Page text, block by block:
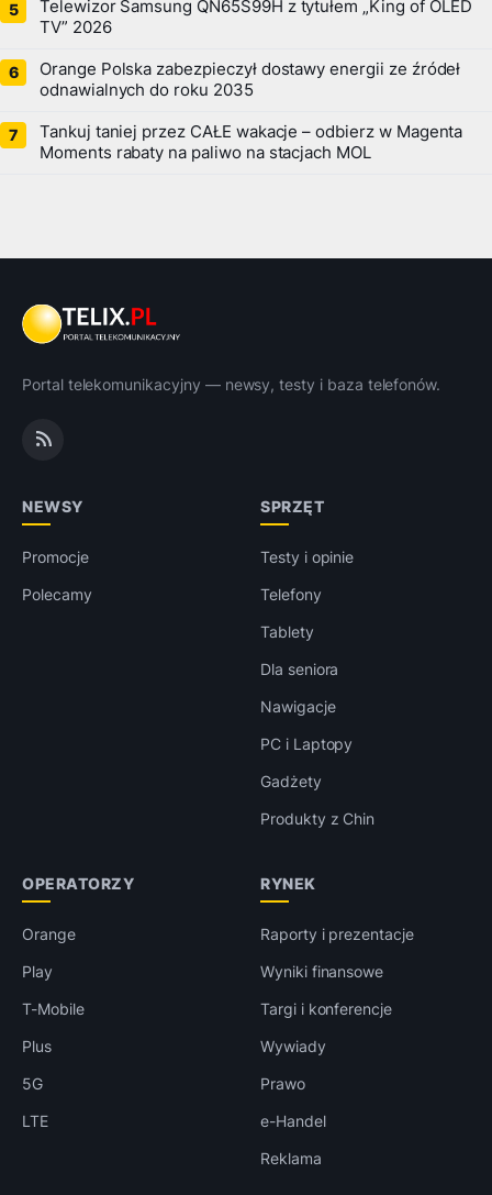
Telewizor Samsung QN65S99H z tytułem „King of OLED
TV” 2026
Orange Polska zabezpieczył dostawy energii ze źródeł
odnawialnych do roku 2035
Tankuj taniej przez CAŁE wakacje – odbierz w Magenta
Moments rabaty na paliwo na stacjach MOL
Portal telekomunikacyjny — newsy, testy i baza telefonów.
NEWSY
Promocje
Polecamy
SPRZĘT
Testy i opinie
Telefony
Tablety
Dla seniora
Nawigacje
PC i Laptopy
Gadżety
Produkty z Chin
OPERATORZY
Orange
Play
T-Mobile
Plus
5G
LTE
RYNEK
Raporty i prezentacje
Wyniki finansowe
Targi i konferencje
Wywiady
Prawo
e-Handel
Reklama